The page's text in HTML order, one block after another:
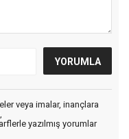
veya imalar, inançlara
yazılmış yorumlar